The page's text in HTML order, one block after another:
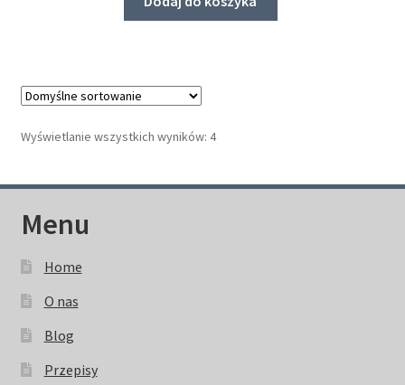
Wyświetlanie wszystkich wyników: 4
Menu
Home
O nas
Blog
Przepisy